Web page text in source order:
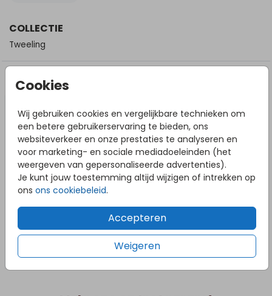
Cookies
Wij gebruiken cookies en vergelijkbare technieken om
een betere gebruikerservaring te bieden, ons
websiteverkeer en onze prestaties te analyseren en
voor marketing- en sociale mediadoeleinden (het
weergeven van gepersonaliseerde advertenties).
Je kunt jouw toestemming altijd wijzigen of intrekken op
ons ons cookiebeleid.
Accepteren
Weigeren
COLLECTIE
Tweeling
DIT VIND JE MISSCHIEN OOK LEUK